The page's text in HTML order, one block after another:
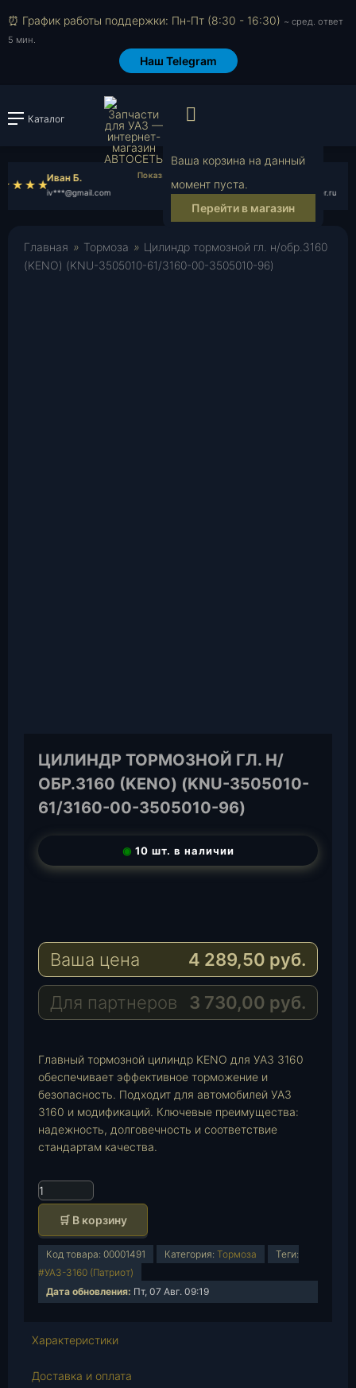
⏰ График работы поддержки: Пн-Пт (8:30 - 16:30) ~ сред. ответ
5 мин.
Наш Telegram
Каталог Войти или
Ваша корзина на данный
момент пуста.
Перейти в магазин
Иван Б.
iv***@gmail.com an***@rambler.ru
Главная » Тормоза » Цилиндр тормозной гл. н/обр.3160
(KENO) (KNU-3505010-61/3160-00-3505010-96)
ЦИЛИНДР ТОРМОЗНОЙ ГЛ. Н/
ОБР.3160 (KENO) (KNU-3505010-
61/3160-00-3505010-96)
◉ 10 шт. в наличии
e
r
a
m
a
s
A
p
a
i
l
Ваша цена 4 289,50 руб.
Для партнеров 3 730,00 руб.
Главный тормозной цилиндр KENO для УАЗ 3160
обеспечивает эффективное торможение и
безопасность. Подходит для автомобилей УАЗ
3160 и модификаций. Ключевые преимущества:
надежность, долговечность и соответствие
стандартам качества.
К
о
и
в
т
🛒 В корзину
Код товара: 00001491 Категория: Тормоза
Теги:
#УАЗ-3160 (Патриот)
Дата обновления: Пт, 07 Авг. 09:19
Характеристики
Доставка и оплата